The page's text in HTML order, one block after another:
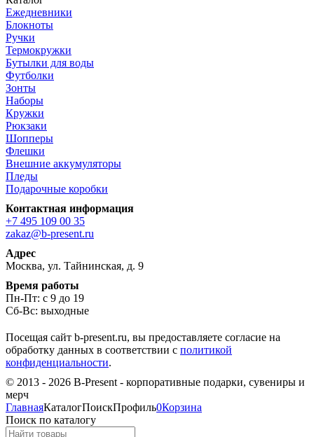
Ежедневники
Блокноты
Ручки
Термокружки
Бутылки для воды
Футболки
Зонты
Наборы
Кружки
Рюкзаки
Шопперы
Флешки
Внешние аккумуляторы
Пледы
Подарочные коробки
Контактная информация
+7 495 109 00 35
zakaz@b-present.ru
Адрес
Москва, ул. Тайнинская, д. 9
Время работы
Пн-Пт: с 9 до 19
Сб-Вс: выходные
Посещая сайт b-present.ru, вы предоставляете согласие на
обработку данных в соответствии с политикой
конфиденциальности.
© 2013 - 2026 B-Present - корпоративные подарки, сувениры и
мерч
ГлавнаяКаталогПоискПрофиль0Корзина
Поиск по каталогу